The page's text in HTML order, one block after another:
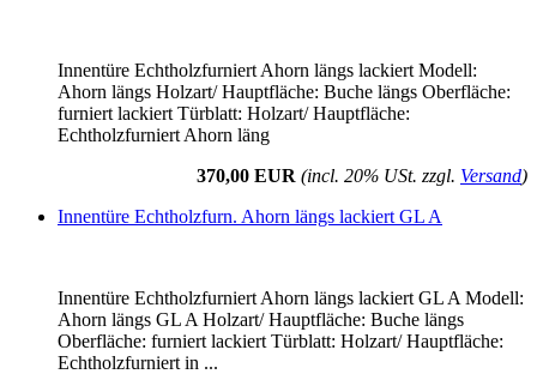
Innentüre Echtholzfurniert Ahorn längs lackiert Modell:
Ahorn längs Holzart/ Hauptfläche: Buche längs Oberfläche:
furniert lackiert Türblatt: Holzart/ Hauptfläche:
Echtholzfurniert Ahorn läng
370,00 EUR (incl. 20% USt. zzgl. Versand)
Innentüre Echtholzfurn. Ahorn längs lackiert GL A
Innentüre Echtholzfurniert Ahorn längs lackiert GL A Modell:
Ahorn längs GL A Holzart/ Hauptfläche: Buche längs
Oberfläche: furniert lackiert Türblatt: Holzart/ Hauptfläche:
Echtholzfurniert in ...